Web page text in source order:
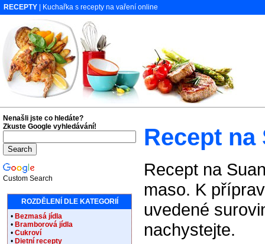
RECEPTY | Kuchařka s recepty na vaření online
Recept na
Recept na
maso. K
uvedené
nachystejte.
Nenašli jste co hledáte?
Zkuste Google vyhledávání!
Custom Search
ROZDĚLENÍ DLE KATEGORIÍ
• Bezmasá jídla
• Bramborová jídla
• Cukroví
• Dietní recepty